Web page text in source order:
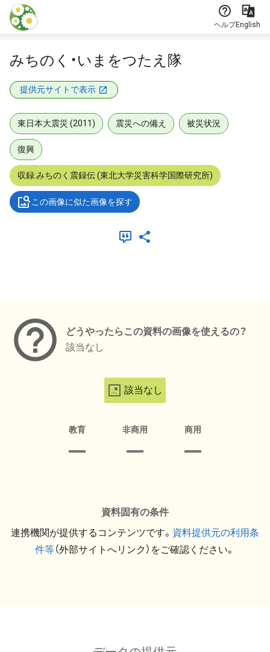
本文に飛ぶ
ヘルプEnglish
みちのく・いまをつたえ隊
提供元サイトで表示
東日本大震災 (2011) 震災への備え 被災状況
復興
収録:みちのく震録伝 (東北大学災害科学国際研究所)
この画像に似た画像を探す
どうやったらこの資料の画像を使えるの？
該当なし
該当なし
教育 非商用 商用
資料固有の条件
連携機関が提供するコンテンツです。 資料提供元の利用条
件等（外部サイトへリンク）をご確認ください。